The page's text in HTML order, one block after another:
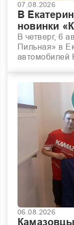
07.08.2026
В
новинки
В четверг, 6
Пильная» в
автомобилей
06.08.2026